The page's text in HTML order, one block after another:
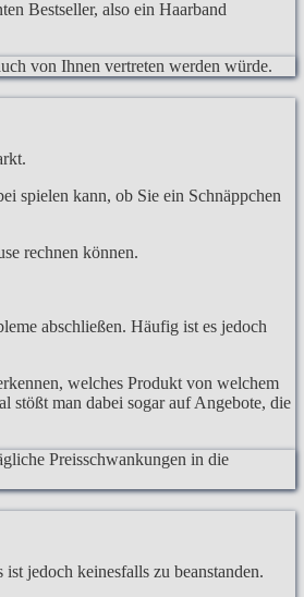
Bestseller, also ein Haarband
von Ihnen vertreten werden würde.
spielen kann, ob Sie ein Schnäppchen
rechnen können.
abschließen. Häufig ist es jedoch
welches Produkt von welchem
stößt man dabei sogar auf Angebote, die
Preisschwankungen in die
jedoch keinesfalls zu beanstanden.